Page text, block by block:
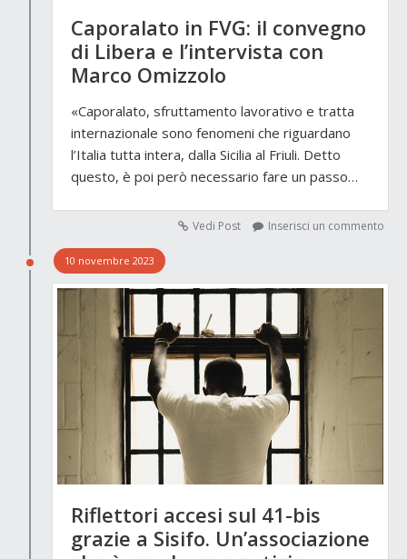
Caporalato in FVG: il convegno
di Libera e l’intervista con
Marco Omizzolo
«Caporalato, sfruttamento lavorativo e tratta
internazionale sono fenomeni che riguardano
l’Italia tutta intera, dalla Sicilia al Friuli. Detto
questo, è poi però necessario fare un passo…
Vedi Post Inserisci un commento
10 novembre 2023
Riflettori accesi sul 41-bis
grazie a Sisifo. Un’associazione